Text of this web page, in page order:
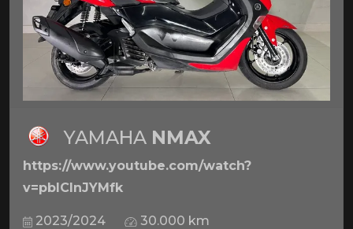
YAMAHA NMAX
https://www.youtube.com/watch?
v=pbICInJYMfk
2023/2024 30.000 km